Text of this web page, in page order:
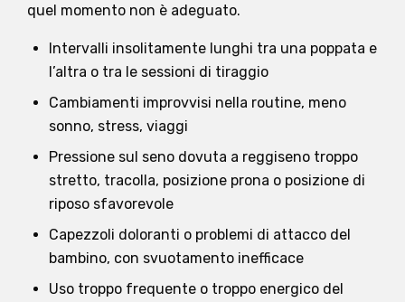
quel momento non è adeguato.
Intervalli insolitamente lunghi tra una poppata e
l’altra o tra le sessioni di tiraggio
Cambiamenti improvvisi nella routine, meno
sonno, stress, viaggi
Pressione sul seno dovuta a reggiseno troppo
stretto, tracolla, posizione prona o posizione di
riposo sfavorevole
Capezzoli doloranti o problemi di attacco del
bambino, con svuotamento inefficace
Uso troppo frequente o troppo energico del